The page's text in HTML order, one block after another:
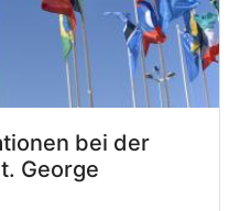
bei der
George